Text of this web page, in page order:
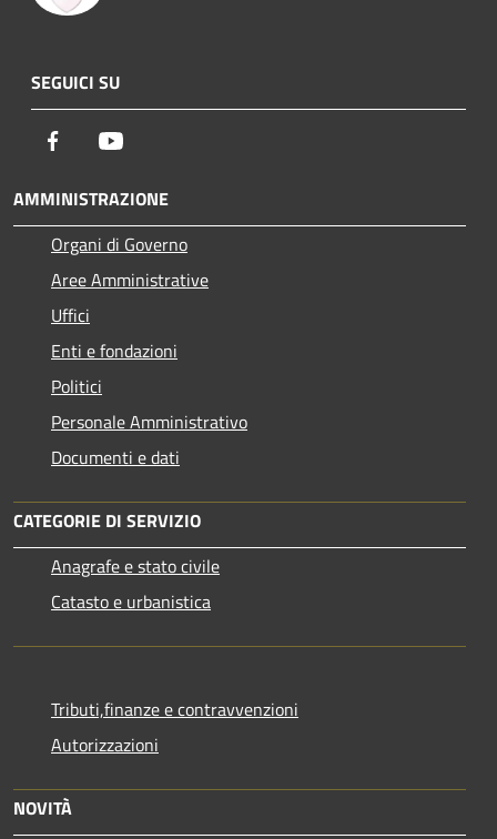
SEGUICI SU
Facebook
AMMINISTRAZIONE
Organi di Governo
Aree Amministrative
Uffici
Enti e fondazioni
Politici
Personale Amministrativo
Documenti e dati
CATEGORIE DI SERVIZIO
Anagrafe e stato civile
Catasto e urbanistica
Tributi,finanze e contravvenzioni
Autorizzazioni
NOVITÀ